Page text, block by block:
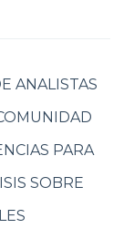
ANALISTAS
PARA
SOBRE